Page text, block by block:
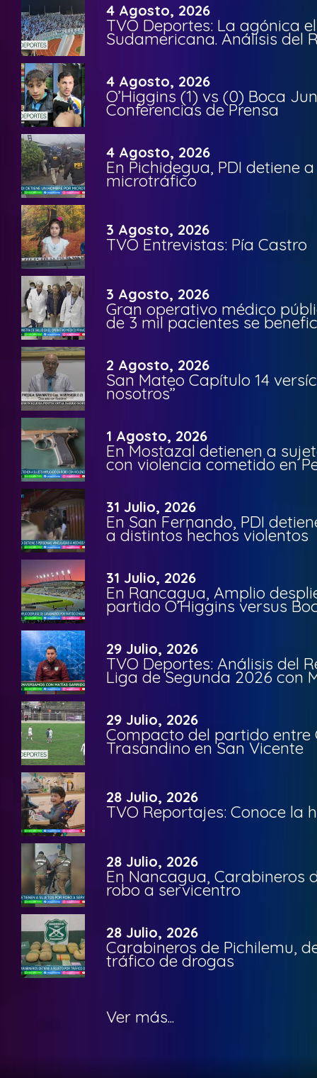
4 Agosto, 2026
TVO Deportes: La agónica
Sudamericana. Análisis del
4 Agosto, 2026
O’Higgins (1) vs (0) Boca
Conferencias de Prensa
4 Agosto, 2026
En Pichidegua, PDI detiene
microtráfico
3 Agosto, 2026
TVO Entrevistas: Pía Castro
3 Agosto, 2026
Gran operativo médico
de 3 mil pacientes se
2 Agosto, 2026
San Mateo Capítulo 14
nosotros”
1 Agosto, 2026
En Mostazal detienen a
con violencia cometido en
31 Julio, 2026
En San Fernando, PDI
a distintos hechos violentos
31 Julio, 2026
En Rancagua, Amplio
partido O’Higgins versus
29 Julio, 2026
TVO Deportes: Análisis del
Liga de Segunda 2026 con
29 Julio, 2026
Compacto del partido entre
Trasandino en San Vicente
28 Julio, 2026
TVO Reportajes: Conoce la
28 Julio, 2026
En Nancagua, Carabineros
robo a servicentro
28 Julio, 2026
Carabineros de Pichilemu,
tráfico de drogas
Ver más...